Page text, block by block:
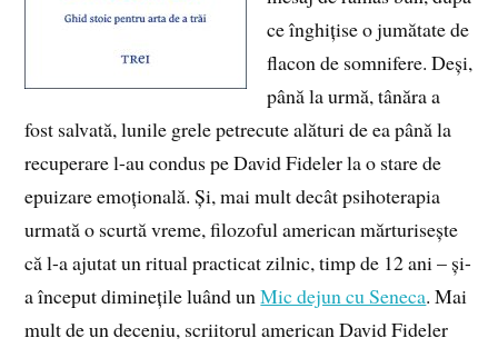
ce înghițise o jumătate de
flacon de somnifere. Deși,
până la urmă, tânăra a
fost salvată, lunile grele petrecute alături de ea până la
recuperare l-au condus pe David Fideler la o stare de
epuizare emoțională. Și, mai mult decât psihoterapia
urmată o scurtă vreme, filozoful american mărturisește
că l-a ajutat un ritual practicat zilnic, timp de 12 ani – și-
a început diminețile luând unMic dejun cu Seneca. Mai
mult de un deceniu, scriitorul american David Fideler